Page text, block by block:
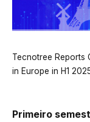
Tecnotree Reports
in Europe in H1
Primeiro